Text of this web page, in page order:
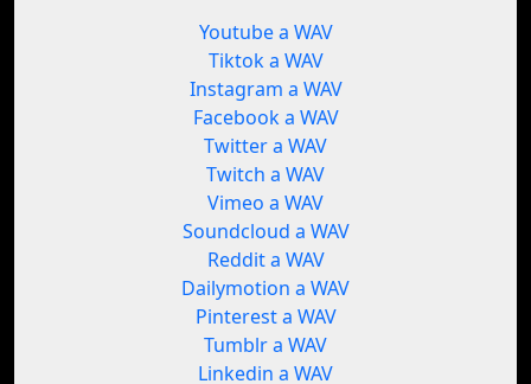
Youtube a WAV
Tiktok a WAV
Instagram a WAV
Facebook a WAV
Twitter a WAV
Twitch a WAV
Vimeo a WAV
Soundcloud a WAV
Reddit a WAV
Dailymotion a WAV
Pinterest a WAV
Tumblr a WAV
Linkedin a WAV